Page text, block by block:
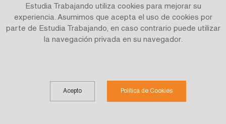
Site by
Estudia Trabajando utiliza cookies para mejorar su
experiencia. Asumimos que acepta el uso de cookies por
parte de Estudia Trabajando, en caso contrario puede utilizar
la navegación privada en su navegador.
Acepto Política de Cookies